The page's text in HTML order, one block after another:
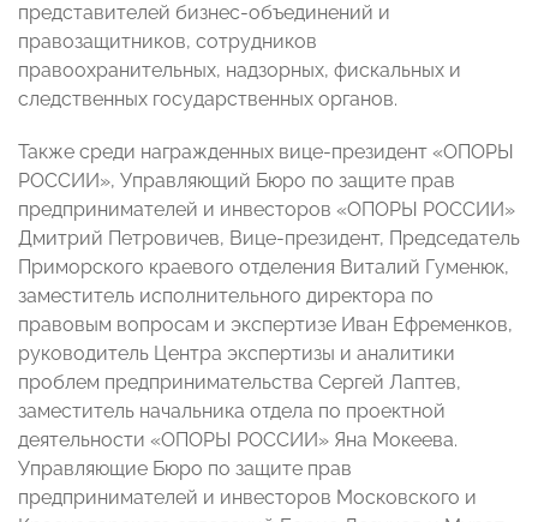
представителей бизнес-объединений и
правозащитников, сотрудников
правоохранительных, надзорных, фискальных и
следственных государственных органов.
Также среди награжденных вице-президент «ОПОРЫ
РОССИИ», Управляющий Бюро по защите прав
предпринимателей и инвесторов «ОПОРЫ РОССИИ»
Дмитрий Петровичев, Вице-президент, Председатель
Приморского краевого отделения Виталий Гуменюк,
заместитель исполнительного директора по
правовым вопросам и экспертизе Иван Ефременков,
руководитель Центра экспертизы и аналитики
проблем предпринимательства Сергей Лаптев,
заместитель начальника отдела по проектной
деятельности «ОПОРЫ РОССИИ» Яна Мокеева.
Управляющие Бюро по защите прав
предпринимателей и инвесторов Московского и